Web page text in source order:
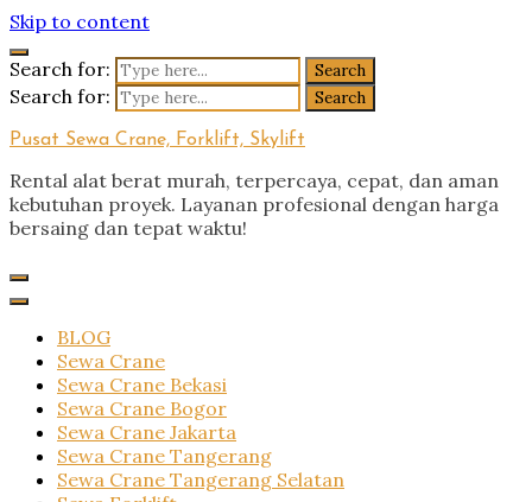
Skip to content
Search for:
Search for:
Pusat Sewa Crane, Forklift, Skylift
Rental alat berat murah, terpercaya, cepat, dan aman
kebutuhan proyek. Layanan profesional dengan harga
bersaing dan tepat waktu!
BLOG
Sewa Crane
Sewa Crane Bekasi
Sewa Crane Bogor
Sewa Crane Jakarta
Sewa Crane Tangerang
Sewa Crane Tangerang Selatan